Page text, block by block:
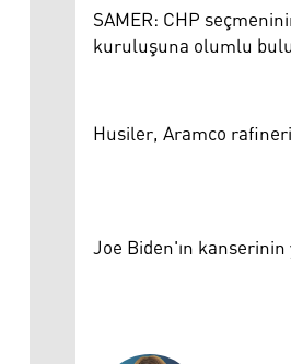
SAMER: CHP
kuruluşuna olumlu
Husiler, Aramco
Joe Biden'ın kanserinin